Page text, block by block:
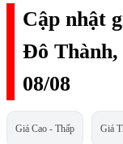
Cập nhật
Đô Thành,
08/08
Giá Cao - Thấp Giá